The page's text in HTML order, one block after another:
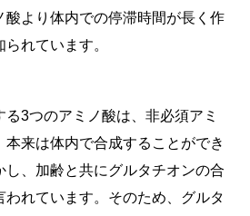
酸より体内での停滞時間が長く作
れています。
3つのアミノ酸は、非必須アミ
本来は体内で合成することができ
し、加齢と共にグルタチオンの合
われています。そのため、グルタ